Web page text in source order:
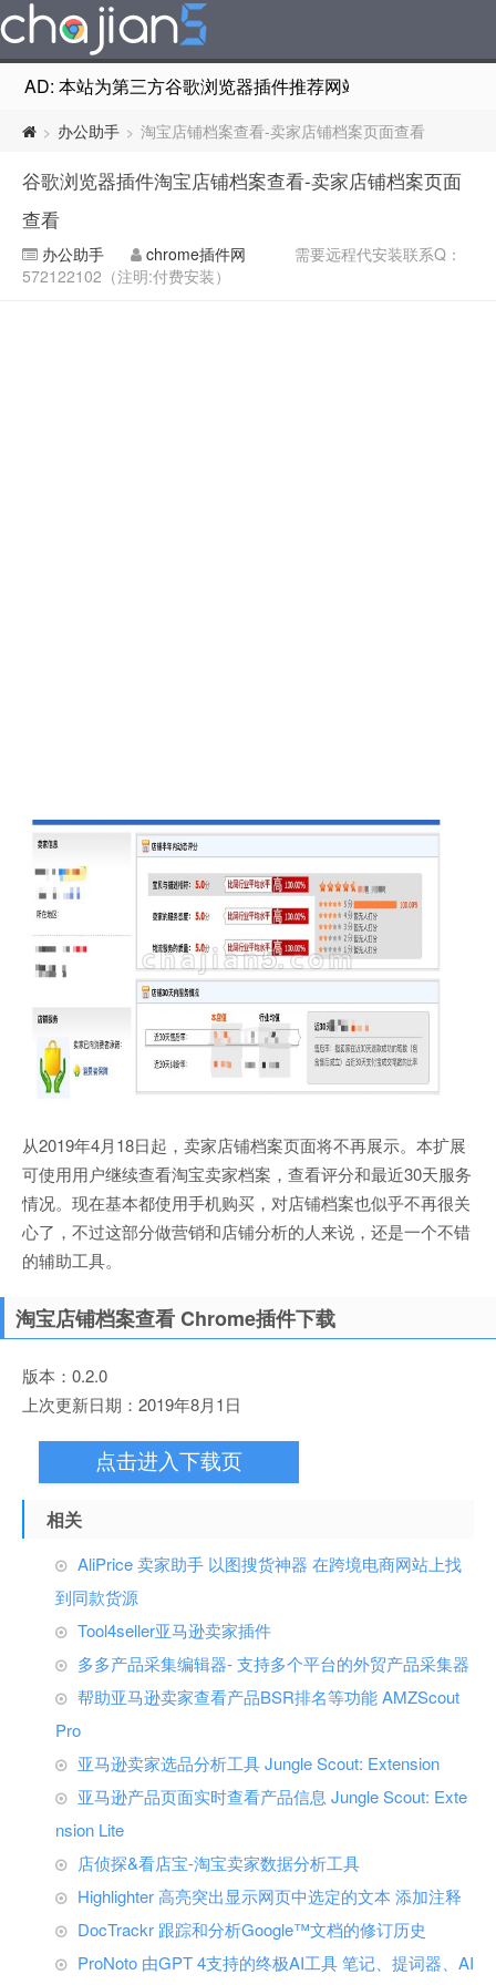
AD: 本站为第三方谷歌浏览器插件推荐网站，非Google
> 办公助手 > 淘宝店铺档案查看-卖家店铺档案页面查看
谷歌浏览器插件淘宝店铺档案查看-卖家店铺档案页面
查看
办公助手 chrome插件网
需要远程代安装联系Q：
572122102（注明:付费安装）
从2019年4月18日起，卖家店铺档案页面将不再展示。本扩展
可使用用户继续查看淘宝卖家档案，查看评分和最近30天服务
情况。现在基本都使用手机购买，对店铺档案也似乎不再很关
心了，不过这部分做营销和店铺分析的人来说，还是一个不错
的辅助工具。
淘宝店铺档案查看 Chrome插件下载
版本：0.2.0
上次更新日期：2019年8月1日
点击进入下载页
相关
AliPrice 卖家助手 以图搜货神器 在跨境电商网站上找
到同款货源
Tool4seller亚马逊卖家插件
多多产品采集编辑器- 支持多个平台的外贸产品采集器
帮助亚马逊卖家查看产品BSR排名等功能 AMZScout
Pro
亚马逊卖家选品分析工具 Jungle Scout: Extension
亚马逊产品页面实时查看产品信息 Jungle Scout: Exte
nsion Lite
店侦探&看店宝-淘宝卖家数据分析工具
Highlighter 高亮突出显示网页中选定的文本 添加注释
DocTrackr 跟踪和分析Google™文档的修订历史
ProNoto 由GPT 4支持的终极AI工具 笔记、提词器、AI